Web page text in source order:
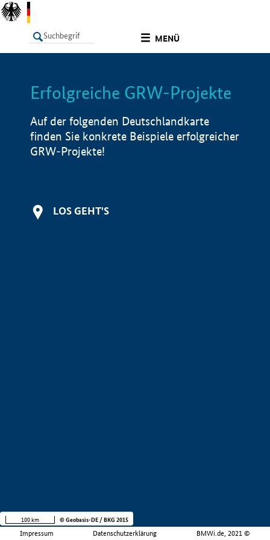
MENÜ
LISTE Info
Erfolgreiche GRW-Projekte
Auf der folgenden Deutschlandkarte
finden Sie konkrete Beispiele erfolgreicher
GRW-Projekte!
LOS GEHT'S
Impressum Datenschutzerklärung BMWi.de, 2021 ©
100 km © Geobasis-DE / BKG 2015